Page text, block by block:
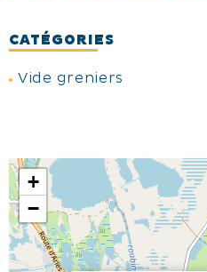
CATÉGORIES
Vide greniers
+
−